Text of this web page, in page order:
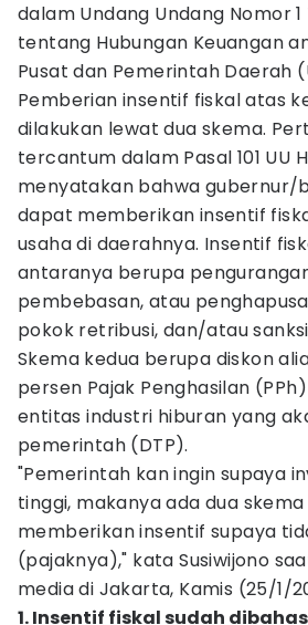
dalam Undang Undang Nomor 1
tentang Hubungan Keuangan
Pusat dan Pemerintah Daerah
Pemberian insentif fiskal atas
dilakukan lewat dua skema.
tercantum dalam Pasal 101 UU
menyatakan bahwa
dapat memberikan insentif
usaha di daerahnya. Insentif
antaranya berupa
pembebasan, atau
pokok retribusi, dan/atau
Skema kedua berupa diskon
persen Pajak Penghasilan
entitas industri hiburan yang
pemerintah (DTP).
"Pemerintah kan ingin supaya
tinggi, makanya ada dua
memberikan insentif supaya
(pajaknya)," kata Susiwijono
media di Jakarta, Kamis (25/1/
1. Insentif fiskal sudah